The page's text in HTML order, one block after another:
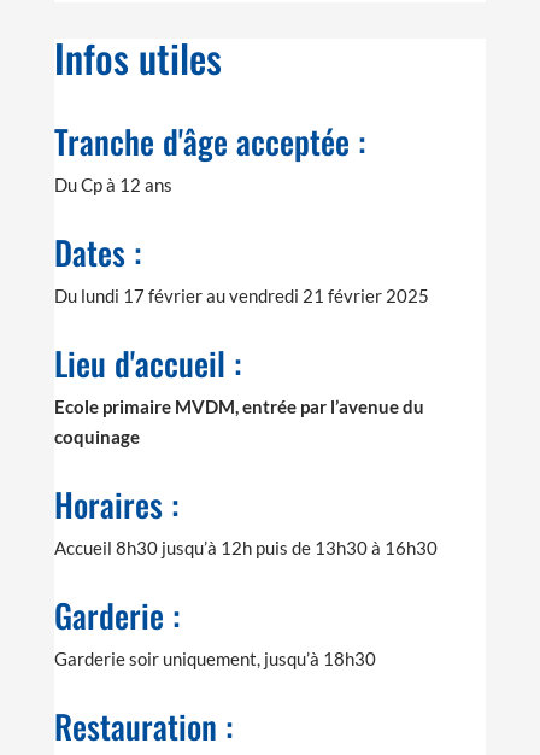
Infos utiles
Tranche d'âge acceptée :
Du Cp à 12 ans
Dates :
Du lundi 17 février au vendredi 21 février 2025
Lieu d'accueil :
Ecole primaire MVDM, entrée par l’avenue du
coquinage
Horaires :
Accueil 8h30 jusqu’à 12h puis de 13h30 à 16h30
Garderie :
Garderie soir uniquement, jusqu’à 18h30
Restauration :